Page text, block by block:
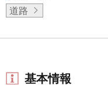
道路
基本情報